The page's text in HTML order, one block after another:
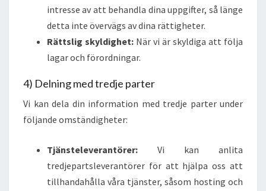
intresse av att behandla dina uppgifter, så länge
detta inte övervägs av dina rättigheter.
Rättslig skyldighet: När vi är skyldiga att följa
lagar och förordningar.
4) Delning med tredje parter
Vi kan dela din information med tredje parter under
följande omständigheter:
Tjänsteleverantörer: Vi kan anlita
tredjepartsleverantörer för att hjälpa oss att
tillhandahålla våra tjänster, såsom hosting och